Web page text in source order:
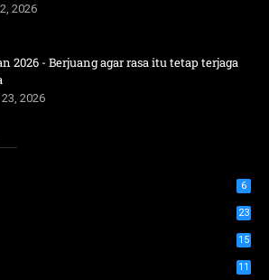
2026
2026 - Berjuang agar rasa itu tetap terjaga
2026
6
23
15
11